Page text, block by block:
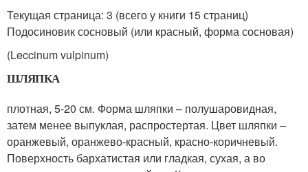
Текущая страница: 3 (всего у книги 15 страниц)
Подосиновик сосновый (или красный, форма сосновая)
(Leccinum vulpinum)
ШЛЯПКА
плотная, 5-20 см. Форма шляпки – полушаровидная,
затем менее выпуклая, распростертая. Цвет шляпки –
оранжевый, оранжево-красный, красно-коричневый.
Поверхность бархатистая или гладкая, сухая, а во